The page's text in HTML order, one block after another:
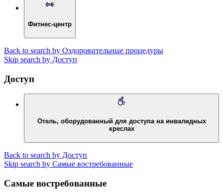
Фитнес-центр
Back to search by Оздоровительные процедуры
Skip search by Доступ
Доступ
Отель, оборудованный для доступа на инвалидных
креслах
Back to search by Доступ
Skip search by Самые востребованные
Самые востребованные